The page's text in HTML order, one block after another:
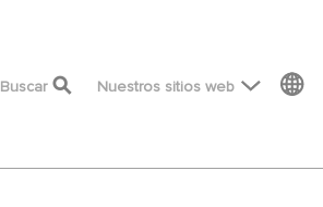
top menu
Buscar Nuestros sitios web